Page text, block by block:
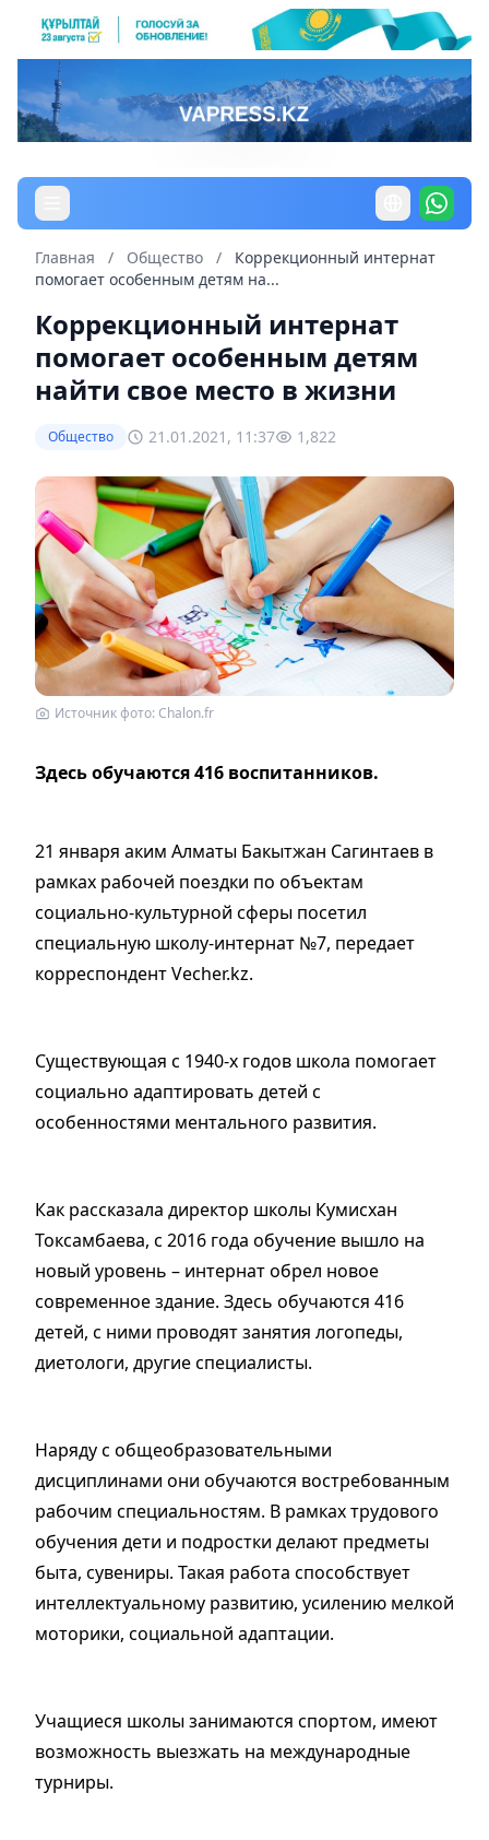
Главная / Общество /
Коррекционный интернат
помогает особенным детям на...
Коррекционный интернат
помогает особенным детям
найти свое место в жизни
Общество 21.01.2021, 11:37 1,822
Источник фото: Chalon.fr
Здесь обучаются 416 воспитанников.
21 января аким Алматы Бакытжан Сагинтаев в
рамках рабочей поездки по объектам
социально-культурной сферы посетил
специальную школу-интернат №7, передает
корреспондент Vecher.kz.
Существующая с 1940-х годов школа помогает
социально адаптировать детей с
особенностями ментального развития.
Как рассказала директор школы Кумисхан
Токсамбаева, с 2016 года обучение вышло на
новый уровень – интернат обрел новое
современное здание. Здесь обучаются 416
детей, с ними проводят занятия логопеды,
диетологи, другие специалисты.
Наряду с общеобразовательными
дисциплинами они обучаются востребованным
рабочим специальностям. В рамках трудового
обучения дети и подростки делают предметы
быта, сувениры. Такая работа способствует
интеллектуальному развитию, усилению мелкой
моторики, социальной адаптации.
Учащиеся школы занимаются спортом, имеют
возможность выезжать на международные
турниры.